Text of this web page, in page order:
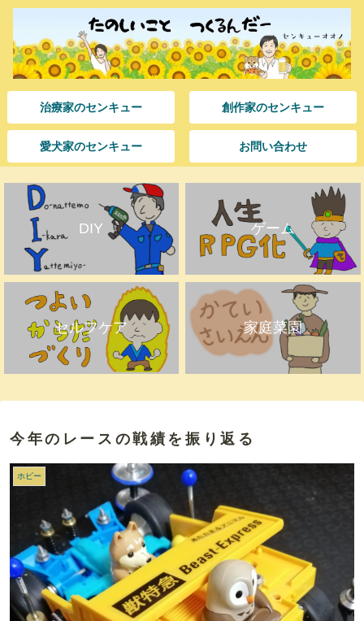
治療家のセンキュー 創作家のセンキュー
愛犬家のセンキュー お問い合わせ
DIY ゲーム
セルフケア 家庭菜園
今年のレースの戦績を振り返る
ホビー